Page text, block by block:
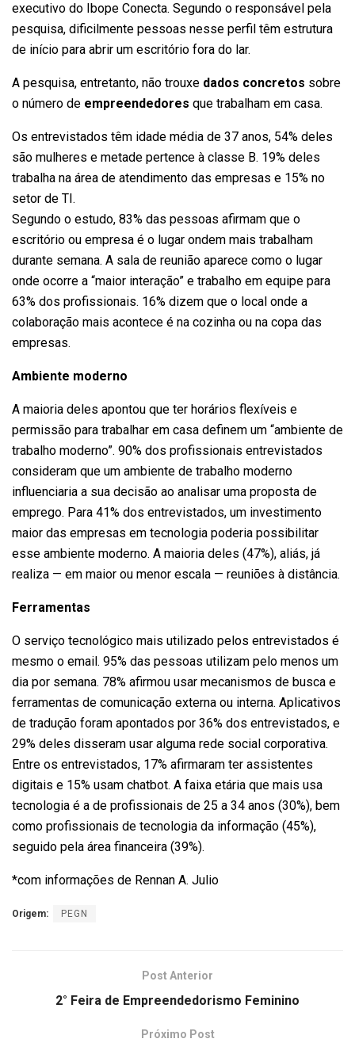
executivo do Ibope Conecta. Segundo o responsável pela
pesquisa, dificilmente pessoas nesse perfil têm estrutura
de início para abrir um escritório fora do lar.
A pesquisa, entretanto, não trouxe dados concretos sobre
o número de empreendedores que trabalham em casa.
Os entrevistados têm idade média de 37 anos, 54% deles
são mulheres e metade pertence à classe B. 19% deles
trabalha na área de atendimento das empresas e 15% no
setor de TI.
Segundo o estudo, 83% das pessoas afirmam que o
escritório ou empresa é o lugar ondem mais trabalham
durante semana. A sala de reunião aparece como o lugar
onde ocorre a “maior interação” e trabalho em equipe para
63% dos profissionais. 16% dizem que o local onde a
colaboração mais acontece é na cozinha ou na copa das
empresas.
Ambiente moderno
A maioria deles apontou que ter horários flexíveis e
permissão para trabalhar em casa definem um “ambiente de
trabalho moderno”. 90% dos profissionais entrevistados
consideram que um ambiente de trabalho moderno
influenciaria a sua decisão ao analisar uma proposta de
emprego. Para 41% dos entrevistados, um investimento
maior das empresas em tecnologia poderia possibilitar
esse ambiente moderno. A maioria deles (47%), aliás, já
realiza — em maior ou menor escala — reuniões à distância.
Ferramentas
O serviço tecnológico mais utilizado pelos entrevistados é
mesmo o email. 95% das pessoas utilizam pelo menos um
dia por semana. 78% afirmou usar mecanismos de busca e
ferramentas de comunicação externa ou interna. Aplicativos
de tradução foram apontados por 36% dos entrevistados, e
29% deles disseram usar alguma rede social corporativa.
Entre os entrevistados, 17% afirmaram ter assistentes
digitais e 15% usam chatbot. A faixa etária que mais usa
tecnologia é a de profissionais de 25 a 34 anos (30%), bem
como profissionais de tecnologia da informação (45%),
seguido pela área financeira (39%).
*com informações de Rennan A. Julio
Origem: PEGN
Post Anterior
2° Feira de Empreendedorismo Feminino
Próximo Post